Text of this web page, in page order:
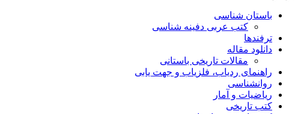
باستان شناسی
کتب عربی دفینه شناسی
ترفندها
دانلود مقاله
مقالات تاریخی باستانی
راهنمای ردیاب، فلزیاب و جهت یابی
روانشناسی
ریاضیات و آمار
کتب تاریخی